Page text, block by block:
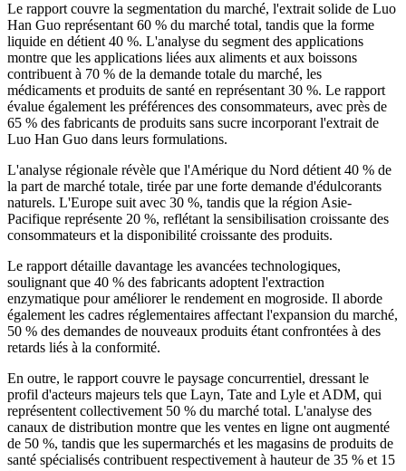
Le rapport couvre la segmentation du marché, l'extrait solide de Luo
Han Guo représentant 60 % du marché total, tandis que la forme
liquide en détient 40 %. L'analyse du segment des applications
montre que les applications liées aux aliments et aux boissons
contribuent à 70 % de la demande totale du marché, les
médicaments et produits de santé en représentant 30 %. Le rapport
évalue également les préférences des consommateurs, avec près de
65 % des fabricants de produits sans sucre incorporant l'extrait de
Luo Han Guo dans leurs formulations.
L'analyse régionale révèle que l'Amérique du Nord détient 40 % de
la part de marché totale, tirée par une forte demande d'édulcorants
naturels. L'Europe suit avec 30 %, tandis que la région Asie-
Pacifique représente 20 %, reflétant la sensibilisation croissante des
consommateurs et la disponibilité croissante des produits.
Le rapport détaille davantage les avancées technologiques,
soulignant que 40 % des fabricants adoptent l'extraction
enzymatique pour améliorer le rendement en mogroside. Il aborde
également les cadres réglementaires affectant l'expansion du marché,
50 % des demandes de nouveaux produits étant confrontées à des
retards liés à la conformité.
En outre, le rapport couvre le paysage concurrentiel, dressant le
profil d'acteurs majeurs tels que Layn, Tate and Lyle et ADM, qui
représentent collectivement 50 % du marché total. L'analyse des
canaux de distribution montre que les ventes en ligne ont augmenté
de 50 %, tandis que les supermarchés et les magasins de produits de
santé spécialisés contribuent respectivement à hauteur de 35 % et 15